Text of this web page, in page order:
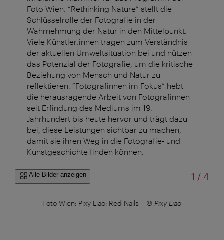
Foto Wien: “Rethinking Nature” stellt die
Schlüsselrolle der Fotografie in der
Wahrnehmung der Natur in den Mittelpunkt.
Viele Künstler:innen tragen zum Verständnis
der aktuellen Umweltsituation bei und nützen
das Potenzial der Fotografie, um die kritische
Beziehung von Mensch und Natur zu
reflektieren. “Fotografinnen im Fokus” hebt
die herausragende Arbeit von Fotografinnen
seit Erfindung des Mediums im 19.
Jahrhundert bis heute hervor und trägt dazu
bei, diese Leistungen sichtbar zu machen,
damit sie ihren Weg in die Fotografie- und
Kunstgeschichte finden können.
Alle Bilder anzeigen 1 /von
4
Foto Wien: Pixy Liao: Red Nails – © Pixy Liao